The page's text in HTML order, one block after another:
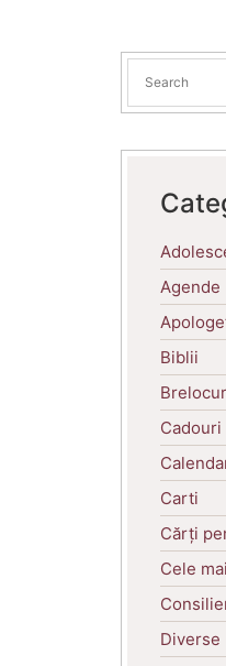
Agende
Biblii
Cadouri
Carti
Cărți
Cele
Diverse